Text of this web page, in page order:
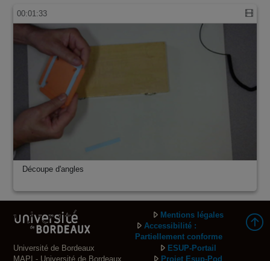
00:01:33
Découpe d'angles
Université de Bordeaux
MAPI - Université de Bordeaux
Mentions légales
Accessibilité :
Partiellement conforme
ESUP-Portail
Projet Esup-Pod